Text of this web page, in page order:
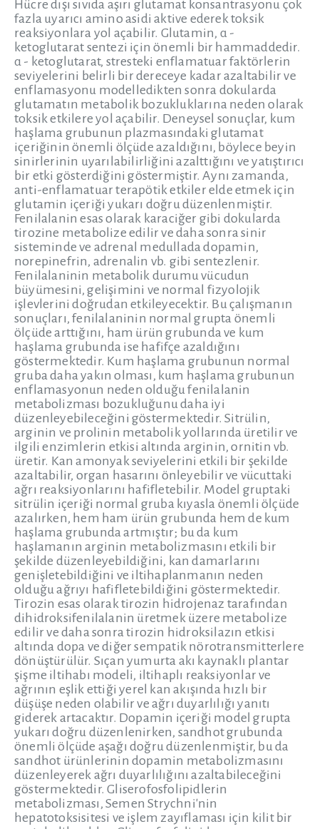
Hücre dışı sıvıda aşırı glutamat konsantrasyonu çok
fazla uyarıcı amino asidi aktive ederek toksik
reaksiyonlara yol açabilir. Glutamin, α -
ketoglutarat sentezi için önemli bir hammaddedir.
α - ketoglutarat, stresteki enflamatuar faktörlerin
seviyelerini belirli bir dereceye kadar azaltabilir ve
enflamasyonu modelledikten sonra dokularda
glutamatın metabolik bozukluklarına neden olarak
toksik etkilere yol açabilir. Deneysel sonuçlar, kum
haşlama grubunun plazmasındaki glutamat
içeriğinin önemli ölçüde azaldığını, böylece beyin
sinirlerinin uyarılabilirliğini azalttığını ve yatıştırıcı
bir etki gösterdiğini göstermiştir. Aynı zamanda,
anti-enflamatuar terapötik etkiler elde etmek için
glutamin içeriği yukarı doğru düzenlenmiştir.
Fenilalanin esas olarak karaciğer gibi dokularda
tirozine metabolize edilir ve daha sonra sinir
sisteminde ve adrenal medullada dopamin,
norepinefrin, adrenalin vb. gibi sentezlenir.
Fenilalaninin metabolik durumu vücudun
büyümesini, gelişimini ve normal fizyolojik
işlevlerini doğrudan etkileyecektir. Bu çalışmanın
sonuçları, fenilalaninin normal grupta önemli
ölçüde arttığını, ham ürün grubunda ve kum
haşlama grubunda ise hafifçe azaldığını
göstermektedir. Kum haşlama grubunun normal
gruba daha yakın olması, kum haşlama grubunun
enflamasyonun neden olduğu fenilalanin
metabolizması bozukluğunu daha iyi
düzenleyebileceğini göstermektedir. Sitrülin,
arginin ve prolinin metabolik yollarında üretilir ve
ilgili enzimlerin etkisi altında arginin, ornitin vb.
üretir. Kan amonyak seviyelerini etkili bir şekilde
azaltabilir, organ hasarını önleyebilir ve vücuttaki
ağrı reaksiyonlarını hafifletebilir. Model gruptaki
sitrülin içeriği normal gruba kıyasla önemli ölçüde
azalırken, hem ham ürün grubunda hem de kum
haşlama grubunda artmıştır; bu da kum
haşlamanın arginin metabolizmasını etkili bir
şekilde düzenleyebildiğini, kan damarlarını
genişletebildiğini ve iltihaplanmanın neden
olduğu ağrıyı hafifletebildiğini göstermektedir.
Tirozin esas olarak tirozin hidrojenaz tarafından
dihidroksifenilalanin üretmek üzere metabolize
edilir ve daha sonra tirozin hidroksilazın etkisi
altında dopa ve diğer sempatik nörotransmitterlere
dönüştürülür. Sıçan yumurta akı kaynaklı plantar
şişme iltihabı modeli, iltihaplı reaksiyonlar ve
ağrının eşlik ettiği yerel kan akışında hızlı bir
düşüşe neden olabilir ve ağrı duyarlılığı yanıtı
giderek artacaktır. Dopamin içeriği model grupta
yukarı doğru düzenlenirken, sandhot grubunda
önemli ölçüde aşağı doğru düzenlenmiştir, bu da
sandhot ürünlerinin dopamin metabolizmasını
düzenleyerek ağrı duyarlılığını azaltabileceğini
göstermektedir. Gliserofosfolipidlerin
metabolizması, Semen Strychni'nin
hepatotoksisitesi ve işlem zayıflaması için kilit bir